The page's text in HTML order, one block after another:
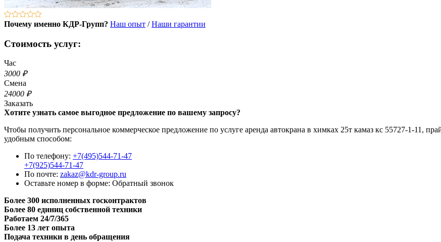
Почему именно КДР-Групп? Наш опыт /Наши гарантии
Стоимость услуг:
Час
3000 ₽
Смена
24000 ₽
Заказать
Хотите узнать самое выгодное предложение по вашему запросу?
Чтобы получить персональное коммерческое предложение по услуге аренда автокрана в химках 25т камаз кс 55727-1-11,
удобным способом:
По телефону: +7(495)544-71-47
+7(925)544-71-47
По почте: zakaz@kdr-group.ru
Оставьте номер в форме: Обратный звонок
Более 300 исполненных госконтрактов
Более 80 единиц собственной техники
Работаем 24/7/365
Более 13 лет опыта
Подача техники в день обращения